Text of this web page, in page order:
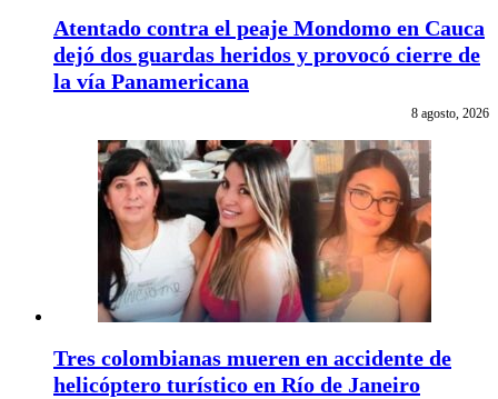
Atentado contra el peaje Mondomo en Cauca
dejó dos guardas heridos y provocó cierre de
la vía Panamericana
8 agosto, 2026
Tres colombianas mueren en accidente de
helicóptero turístico en Río de Janeiro